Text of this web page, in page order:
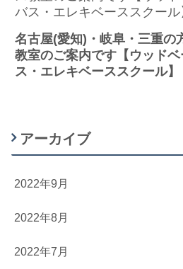
名古屋(愛知)・岐阜・三重の
教室のご案内です【ウッド
ス・エレキベーススクール】
アーカイブ
2022年9月
2022年8月
2022年7月